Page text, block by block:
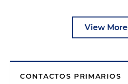
View More
CONTACTOS PRIMARIOS